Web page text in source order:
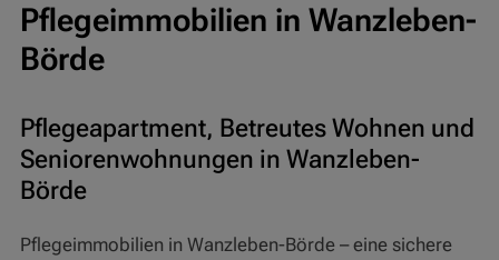
Pflegeimmobilien in Wanzleben-
Börde
Pflegeapartment, Betreutes Wohnen und
Seniorenwohnungen in Wanzleben-
Börde
Pflegeimmobilien in Wanzleben-Börde – eine sichere